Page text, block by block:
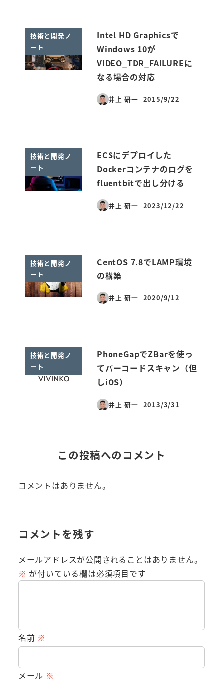
技術と開発ノ
ート
Intel HD Graphicsで
Windows 10が
VIDEO_TDR_FAILUREに
なる場合の対応
井上 研一
投稿日
2015/9/22
技術と開発ノ
ート
ECSにデプロイした
Dockerコンテナのログを
fluentbitで出し分ける
井上 研一
投稿日
2023/12/22
技術と開発ノ
ート
CentOS 7.8でLAMP環境
の構築
井上 研一
投稿日
2020/9/12
技術と開発ノ
ート
PhoneGapでZBarを使っ
てバーコードスキャン（但
しiOS）
井上 研一
投稿日
2013/3/31
この投稿へのコメント
コメントはありません。
コメントを残す
メールアドレスが公開されることはありません。
※ が付いている欄は必須項目です
名前 ※
メール ※